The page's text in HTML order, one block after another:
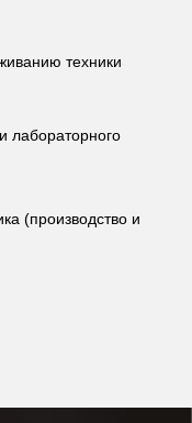
техники
лабораторного
(производство и